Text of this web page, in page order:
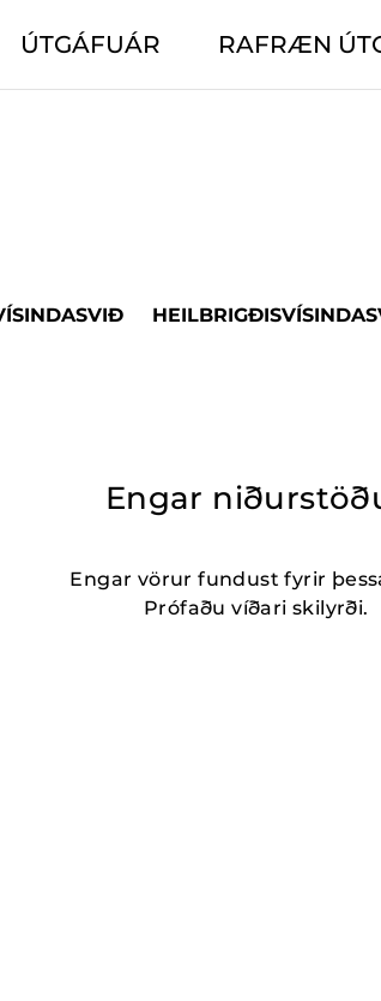
ÚTGÁFUÁR RAFRÆN
Engar
Engar vörur fundust fyrir
Prófaðu víðari skilyrði.